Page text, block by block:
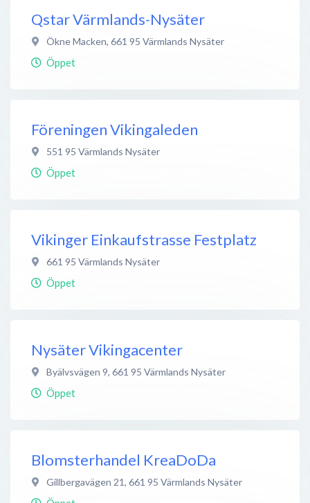
Qstar Värmlands-Nysäter
Ökne Macken, 661 95 Värmlands Nysäter
Öppet
Föreningen Vikingaleden
551 95 Värmlands Nysäter
Öppet
Vikinger Einkaufstrasse Festplatz
661 95 Värmlands Nysäter
Öppet
Nysäter Vikingacenter
Byälvsvägen 9, 661 95 Värmlands Nysäter
Öppet
Blomsterhandel KreaDoDa
Gillbergavägen 21, 661 95 Värmlands Nysäter